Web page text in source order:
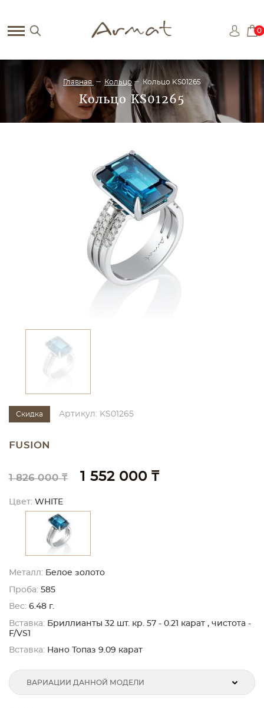
0
Главная Кольцо Кольцо KS01265
Кольцо KS01265
Скидка Артикул: KS01265
FUSION
1 826 000 ₸ 1 552 000 ₸
Цвет: WHITE
Металл: Белое золото
Проба: 585
Вес: 6.48 г.
Вставка: Бриллианты 32 шт. кр. 57 - 0.21 карат , чистота -
F/VS1
Вставка: Нано Топаз 9.09 карат
ВАРИАЦИИ ДАННОЙ МОДЕЛИ